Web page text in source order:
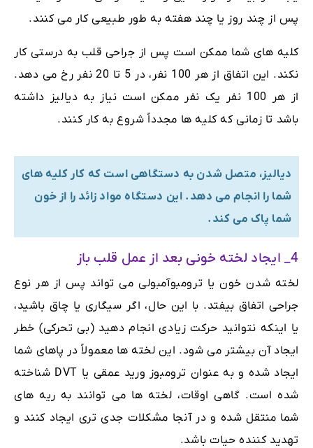
پس از چند روز یا چند هفته به طور طبیعی کار می کنند.
کلیه های شما ممکن است پس از جراحی قلب به درستی کار
نکند. این اتفاق از هر 100 نفر، در 5 تا 20 نفر رخ می دهد.
از هر 100 نفر یک نفر ممکن است نیاز به دیالیز داشته
باشد تا زمانی که کلیه ها مجدداً شروع به کار کنند.
دیالیز، متصل شدن به دستگاهی است که کار کلیه های
شما را انجام می دهد. این دستگاه مواد زائد را از خون
شما پاک می کند.
4_ ایجاد لخته خونی بعد از عمل قلب باز
لخته شدن خون یا ترومبوآمبولی می تواند پس از هر نوع
جراحی اتفاق بیفتد. با این حال، اگر سیگاری یا چاق باشید،
یا اینکه نتوانید حرکت زیادی انجام دهید (بی تحرکی) خطر
ایجاد آن بیشتر می شود. این لخته ها معمولاً در پاهای شما
ایجاد شده و به عنوان ترومبوز ورید عمقی یا DVT شناخته
شده است. گاهی اوقات، لخته ها می توانند به ریه های
شما منتقل شده و در آنجا مشکلات جدی تری ایجاد کنند و
تهدید کننده حیات باشد.